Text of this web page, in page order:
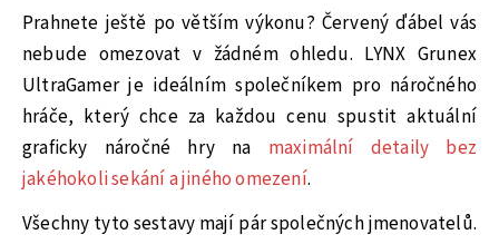
Prahnete ještě po větším výkonu? Červený ďábel vás
nebude omezovat v žádném ohledu. LYNX Grunex
UltraGamer je ideálním společníkem pro náročného
hráče, který chce za každou cenu spustit aktuální
graficky náročné hry na maximální detaily bez
jakéhokoli sekání a jiného omezení.
Všechny tyto sestavy mají pár společných jmenovatelů.